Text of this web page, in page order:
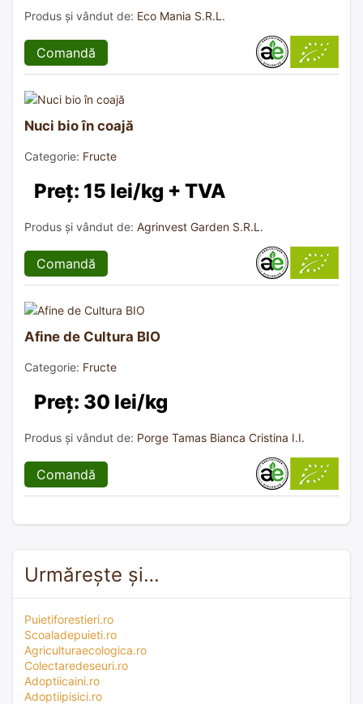
Produs și vândut de: Eco Mania S.R.L.
Comandă
Nuci bio în coajă
Categorie: Fructe
Preț: 15 lei/kg + TVA
Produs și vândut de: Agrinvest Garden S.R.L.
Comandă
Afine de Cultura BIO
Categorie: Fructe
Preț: 30 lei/kg
Produs și vândut de: Porge Tamas Bianca Cristina I.I.
Comandă
Urmărește și…
Puietiforestieri.ro
Scoaladepuieti.ro
Agriculturaecologica.ro
Colectaredeseuri.ro
Adoptiicaini.ro
Adoptiipisici.ro